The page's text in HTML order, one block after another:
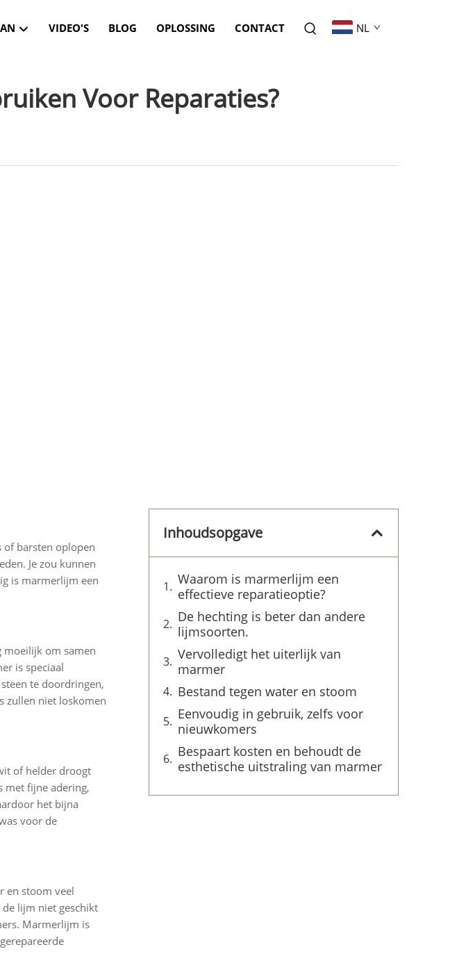
VIDEO'S BLOG OPLOSSING CONTACT NL
Voor Reparaties?
of barsten oplopen
Je zou kunnen
is marmerlijm een
moeilijk om samen
is speciaal
te doordringen,
zullen niet loskomen
of helder droogt
met fijne adering,
het bijna
voor de
en stoom veel
lijm niet geschikt
Marmerlijm is
Inhoudsopgave
Waarom is marmerlijm een
effectieve reparatieoptie?
De hechting is beter dan andere
lijmsoorten.
Vervolledigt het uiterlijk van
marmer
Bestand tegen water en stoom
Eenvoudig in gebruik, zelfs voor
nieuwkomers
Bespaart kosten en behoudt de
esthetische uitstraling van marmer